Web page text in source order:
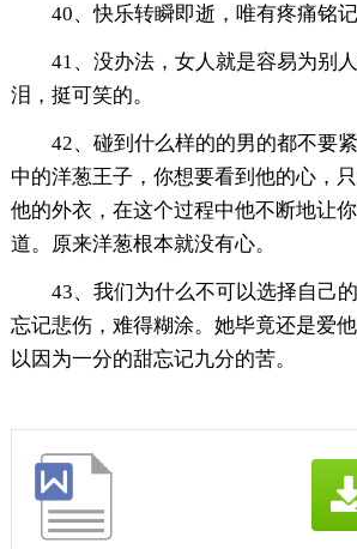
40、快乐转瞬即逝，唯有疼痛铭记
41、没办法，女人就是容易为别
泪，挺可笑的。
42、碰到什么样的的男的都不要
中的洋葱王子，你想要看到他的心，
他的外衣，在这个过程中他不断地让
道。原来洋葱根本就没有心。
43、我们为什么不可以选择自己
忘记悲伤，难得糊涂。她毕竟还是爱
以因为一分的甜忘记九分的苦。